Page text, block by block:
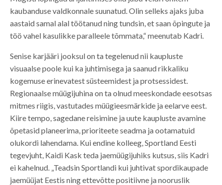
kaubanduse valdkonnale suunatud. Olin selleks ajaks juba
aastaid samal alal töötanud ning tundsin, et saan õpingute ja
töö vahel kasulikke paralleele tõmmata,“ meenutab Kadri.
Senise karjääri jooksul on ta tegelenud nii kaupluste
visuaalse poole kui ka juhtimisega ja saanud rikkaliku
kogemuse erinevatest süsteemidest ja protsessidest.
Regionaalse müügijuhina on ta olnud meeskondade eesotsas
mitmes riigis, vastutades müügieesmärkide ja eelarve eest.
Kiire tempo, sagedane reisimine ja uute kaupluste avamine
õpetasid planeerima, prioriteete seadma ja ootamatuid
olukordi lahendama. Kui endine kolleeg, Sportland Eesti
tegevjuht, Kaidi Kask teda jaemüügijuhiks kutsus, siis Kadri
ei kahelnud. „Teadsin Sportlandi kui juhtivat spordikaupade
jaemüüjat Eestis ning ettevõtte positiivne ja nooruslik